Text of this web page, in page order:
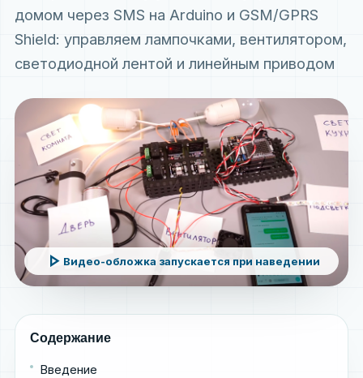
домом через SMS на Arduino и GSM/GPRS
Shield: управляем лампочками, вентилятором,
светодиодной лентой и линейным приводом
play_arrow Видео-обложка запускается при наведении
Содержание
Введение